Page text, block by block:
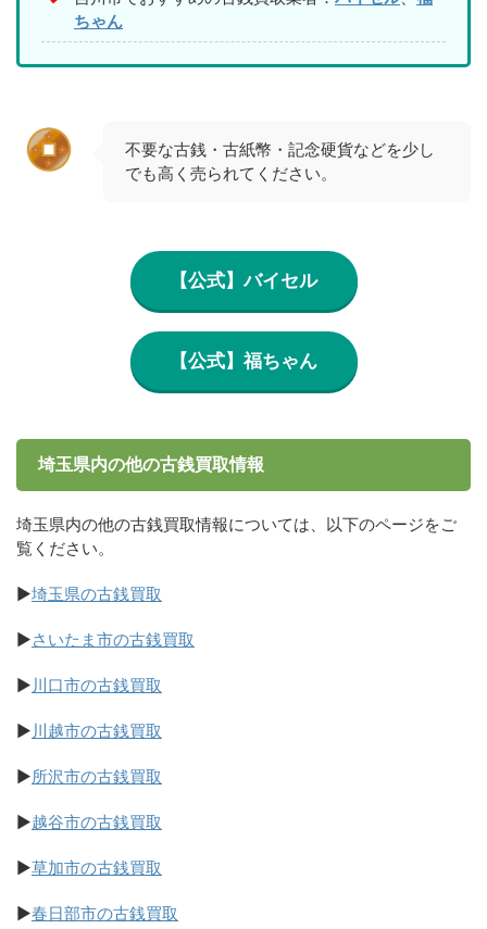
ちゃん
不要な古銭・古紙幣・記念硬貨などを少し
でも高く売られてください。
【公式】バイセル
【公式】福ちゃん
埼玉県内の他の古銭買取情報
埼玉県内の他の古銭買取情報については、以下のページをご
覧ください。
▶埼玉県の古銭買取
▶さいたま市の古銭買取
▶川口市の古銭買取
▶川越市の古銭買取
▶所沢市の古銭買取
▶越谷市の古銭買取
▶草加市の古銭買取
▶春日部市の古銭買取